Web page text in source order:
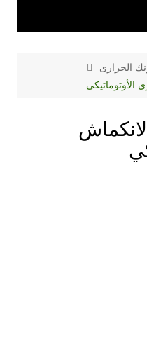
الحرارى
الأوتوماتيكي